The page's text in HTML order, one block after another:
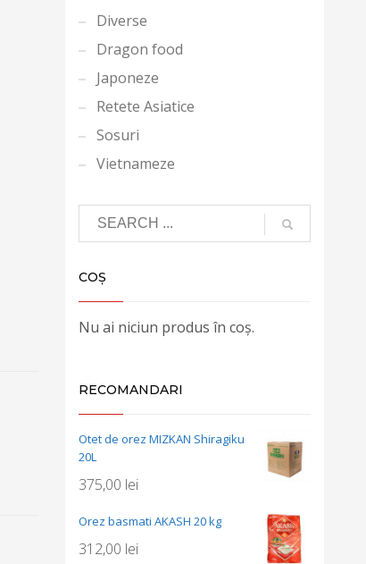
Diverse
Dragon food
Japoneze
Retete Asiatice
Sosuri
Vietnameze
COȘ
Nu ai niciun produs în coș.
RECOMANDARI
Otet de orez MIZKAN Shiragiku
20L
375,00 lei
Orez basmati AKASH 20 kg
312,00 lei